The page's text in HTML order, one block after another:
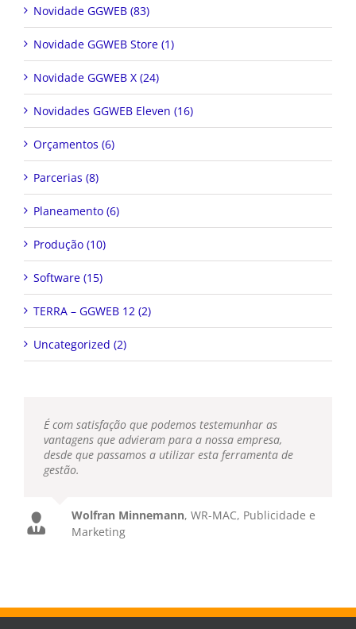
Novidade GGWEB (83)
Novidade GGWEB Store (1)
Novidade GGWEB X (24)
Novidades GGWEB Eleven (16)
Orçamentos (6)
Parcerias (8)
Planeamento (6)
Produção (10)
Software (15)
TERRA – GGWEB 12 (2)
Uncategorized (2)
É com satisfação que podemos testemunhar as
vantagens que advieram para a nossa empresa,
desde que passamos a utilizar esta ferramenta de
gestão.
Wolfran Minnemann, WR-MAC, Publicidade e
Marketing